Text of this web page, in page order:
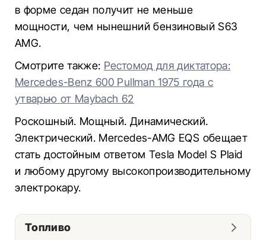
в форме седан получит не меньше
мощности, чем нынешний бензиновый S63
AMG.
Смотрите также: Рестомод для диктатора:
Mercedes-Benz 600 Pullman 1975 года с
утварью от Maybach 62
Роскошный. Мощный. Динамический.
Электрический. Mercedes-AMG EQS обещает
стать достойным ответом Tesla Model S Plaid
и любому другому высокопроизводительному
электрокару.
Топливо